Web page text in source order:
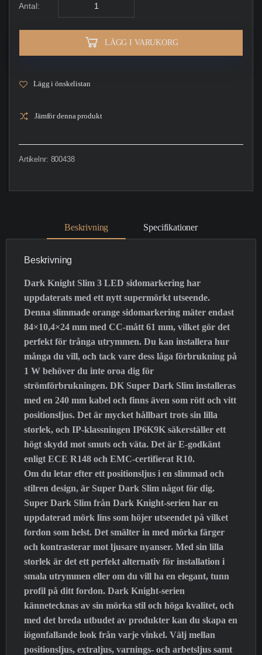
Antal:
LÄGG I VARUKORG
Lägg i önskelistan
Jämför denna produkt
Artikelnr: 800438
Beskrivning Specifikationer
Beskrivning
Dark Knight Slim 3 LED sidomarkering har
uppdaterats med ett nytt supermörkt utseende.
Denna slimmade orange sidomarkering mäter endast
84×10,4×24 mm med CC-mått 61 mm, vilket gör det
perfekt för trånga utrymmen. Du kan installera hur
många du vill, och tack vare dess låga förbrukning på
1 W behöver du inte oroa dig för
strömförbrukningen. DK Super Dark Slim installeras
med en 240 mm kabel och finns även som rött och vitt
positionsljus. Det är mycket hållbart trots sin lilla
storlek, och IP-klassningen IP6K9K säkerställer ett
högt skydd mot smuts och väta. Det är E-godkänt
enligt ECE R148 och EMC-certifierat R10.
Om du letar efter ett positionsljus i en slimmad och
stilren design, är Super Dark Slim något för dig.
Super Dark Slim från Dark Knight-serien har en
uppdaterad mörk lins som höjer utseendet på vilket
fordon som helst. Det smälter in med mörka färger
och kontrasterar mot ljusare nyanser. Med sin lilla
storlek är det ett perfekt alternativ för installation i
smala utrymmen eller om du vill ha en elegant, tunn
profil på ditt fordon. Dark Knight-serien
kännetecknas av sin mörka stil och höga kvalitet, och
med det breda utbudet av produkter kan du skapa en
iögonfallande look från varje vinkel. Välj mellan
positionsljus, extraljus, varnings- och arbetsljus samt